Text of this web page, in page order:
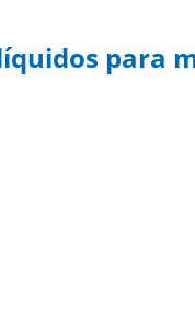
para